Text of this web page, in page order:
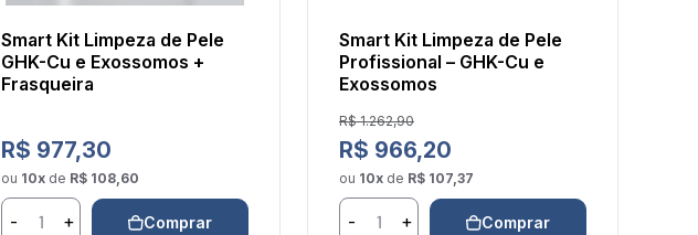
Smart Kit Limpeza de Pele
GHK-Cu e Exossomos +
Frasqueira
Preço normal
R$ 977,30
ou 10x de R$ 108,60
- + Comprar
Smart Kit Limpeza de Pele
Profissional – GHK-Cu e
Exossomos
Preço de venda
R$ 1.262,90
Preço normal
R$ 966,20
ou 10x de R$ 107,37
- + Comprar